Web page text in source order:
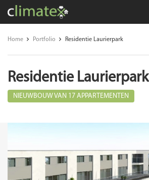
Climatex:
veiligheid,
preventie
energie-
advies
Home Portfolio Residentie Laurierpark
Residentie Laurierpark
NIEUWBOUW VAN 17 APPARTEMENTEN